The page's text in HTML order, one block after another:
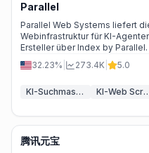
Parallel
Parallel Web Systems liefert
Webinfrastruktur für KI-
Ersteller über Index by Parallel.
32.23%
273.4K 5.0
KI-Suchmaschine KI-Web
腾讯元宝